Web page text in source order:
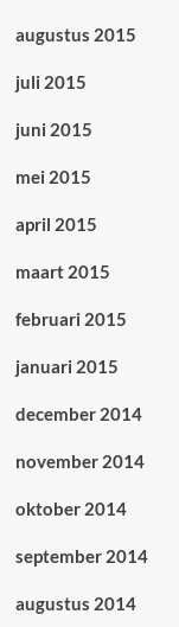
augustus 2015
juli 2015
juni 2015
mei 2015
april 2015
maart 2015
februari 2015
januari 2015
december 2014
november 2014
oktober 2014
september 2014
augustus 2014